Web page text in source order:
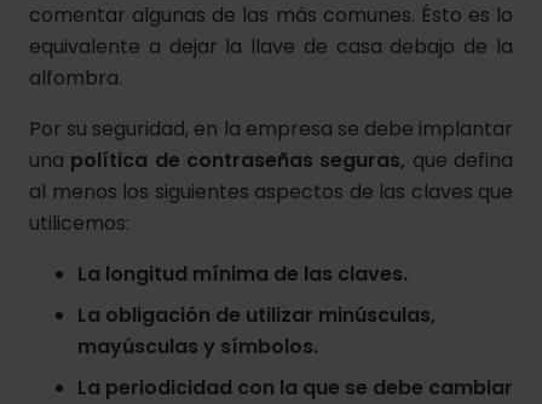
comentar algunas de las más comunes. Ésto es lo
equivalente a dejar la llave de casa debajo de la
alfombra.
Por su seguridad, en la empresa se debe implantar
una política de contraseñas seguras, que defina
al menos los siguientes aspectos de las claves que
utilicemos:
La longitud mínima de las claves.
La obligación de utilizar minúsculas,
mayúsculas y símbolos.
La periodicidad con la que se debe cambiar